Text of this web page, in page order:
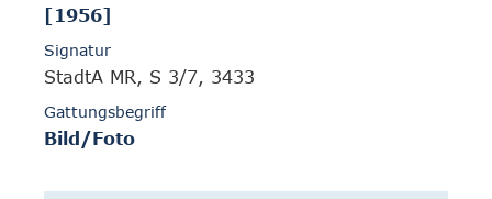
[1956]
Signatur
StadtA MR, S 3/7, 3433
Gattungsbegriff
Bild/Foto